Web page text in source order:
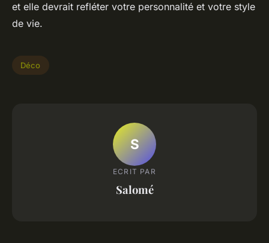
et elle devrait refléter votre personnalité et votre style
de vie.
Déco
S
ECRIT PAR
Salomé